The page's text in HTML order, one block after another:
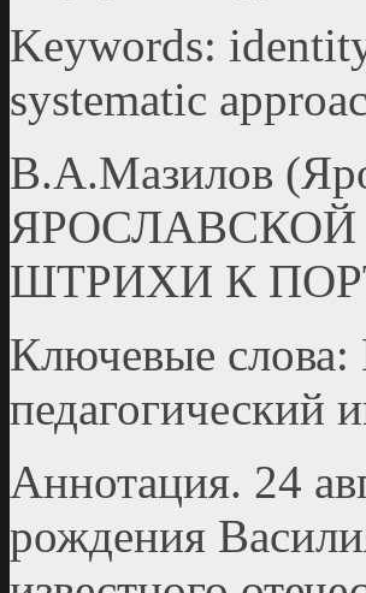
Keywords:
systematic
В.А.Мазилов
ШТРИХИ К
Ключевые
педагогический
Аннотация. 24
рождения